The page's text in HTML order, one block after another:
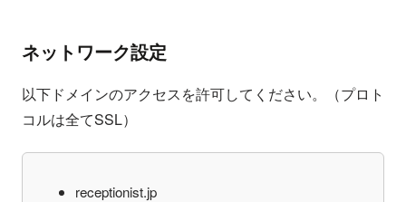
ネットワーク設定
以下ドメインのアクセスを許可してください。（プロト
コルは全てSSL）
receptionist.jp